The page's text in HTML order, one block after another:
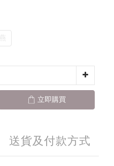
立即購買
送貨及付款方式